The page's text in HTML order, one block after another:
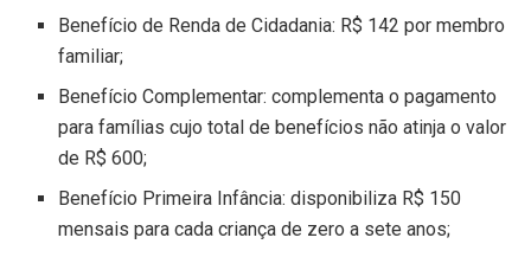
Benefício de Renda de Cidadania: R$ 142 por membro
familiar;
Benefício Complementar: complementa o pagamento
para famílias cujo total de benefícios não atinja o valor
de R$ 600;
Benefício Primeira Infância: disponibiliza R$ 150
mensais para cada criança de zero a sete anos;